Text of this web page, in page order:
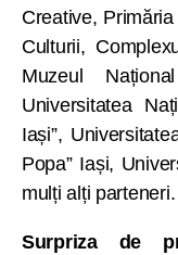
Creative,
Culturii,
Muzeul
Universitatea
Iași”,
Popa” Iași,
mulți alți parteneri.
Surpriza de